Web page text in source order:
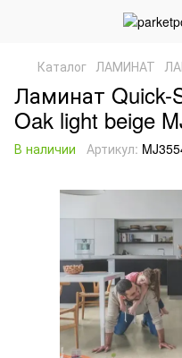
Каталог ЛАМИНАТ
Ламинат Quick-
Oak light beige
В наличии Артикул: